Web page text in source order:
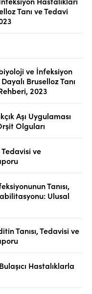
Tanı ve Tedavi
ve İnfeksiyon
Bruselloz Tanı
2023
Aşı Uygulaması
Olguları
ve
Tanısı,
Ulusal
Tanısı, Tedavisi ve
Hastalıklarla